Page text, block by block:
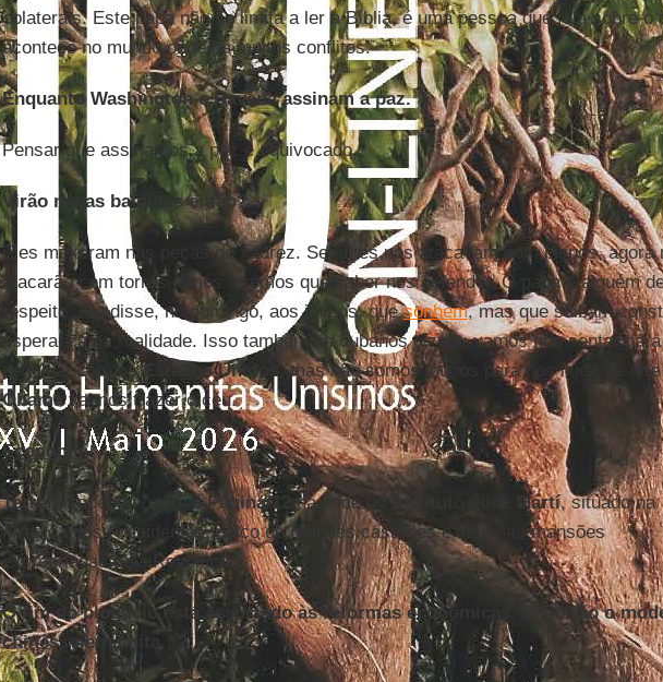
colaterais. Este papa não se limita a ler a Bíblia, é uma pessoa que fala sobre o
acontece no mundo onde há muitos conflitos.
Enquanto Washington e Havana assinam a paz.
Pensar que assinamos a paz é equivocado.
Virão novas batalhas então?
Eles mexeram nas peças do xadrez. Se antes nos atacavam com bispos, agora
atacarão com torres, e nós teremos que saber nos defender. O papa é alguém
respeito. Ele disse, no domingo, aos jovens, quesonhem, mas que saibam
esperança na realidade. Isso também os cubanos dizem: vamos nos sentar para
negociar com osEstados Unidos, mas não somos loucos para nos iludir de
Obamavai nos trazer o céu.
Economia
Terrero recebeu o jornalPágina/12 na sede do Instituto José Martí, situado na
Avenida dos Presidentes, palco de grandes casarões e algumas mansões
expropriadas pela Revolução.
O fim do bloqueio está associado às reformas econômicas. Seguirão o
chinês, vietnamita...?